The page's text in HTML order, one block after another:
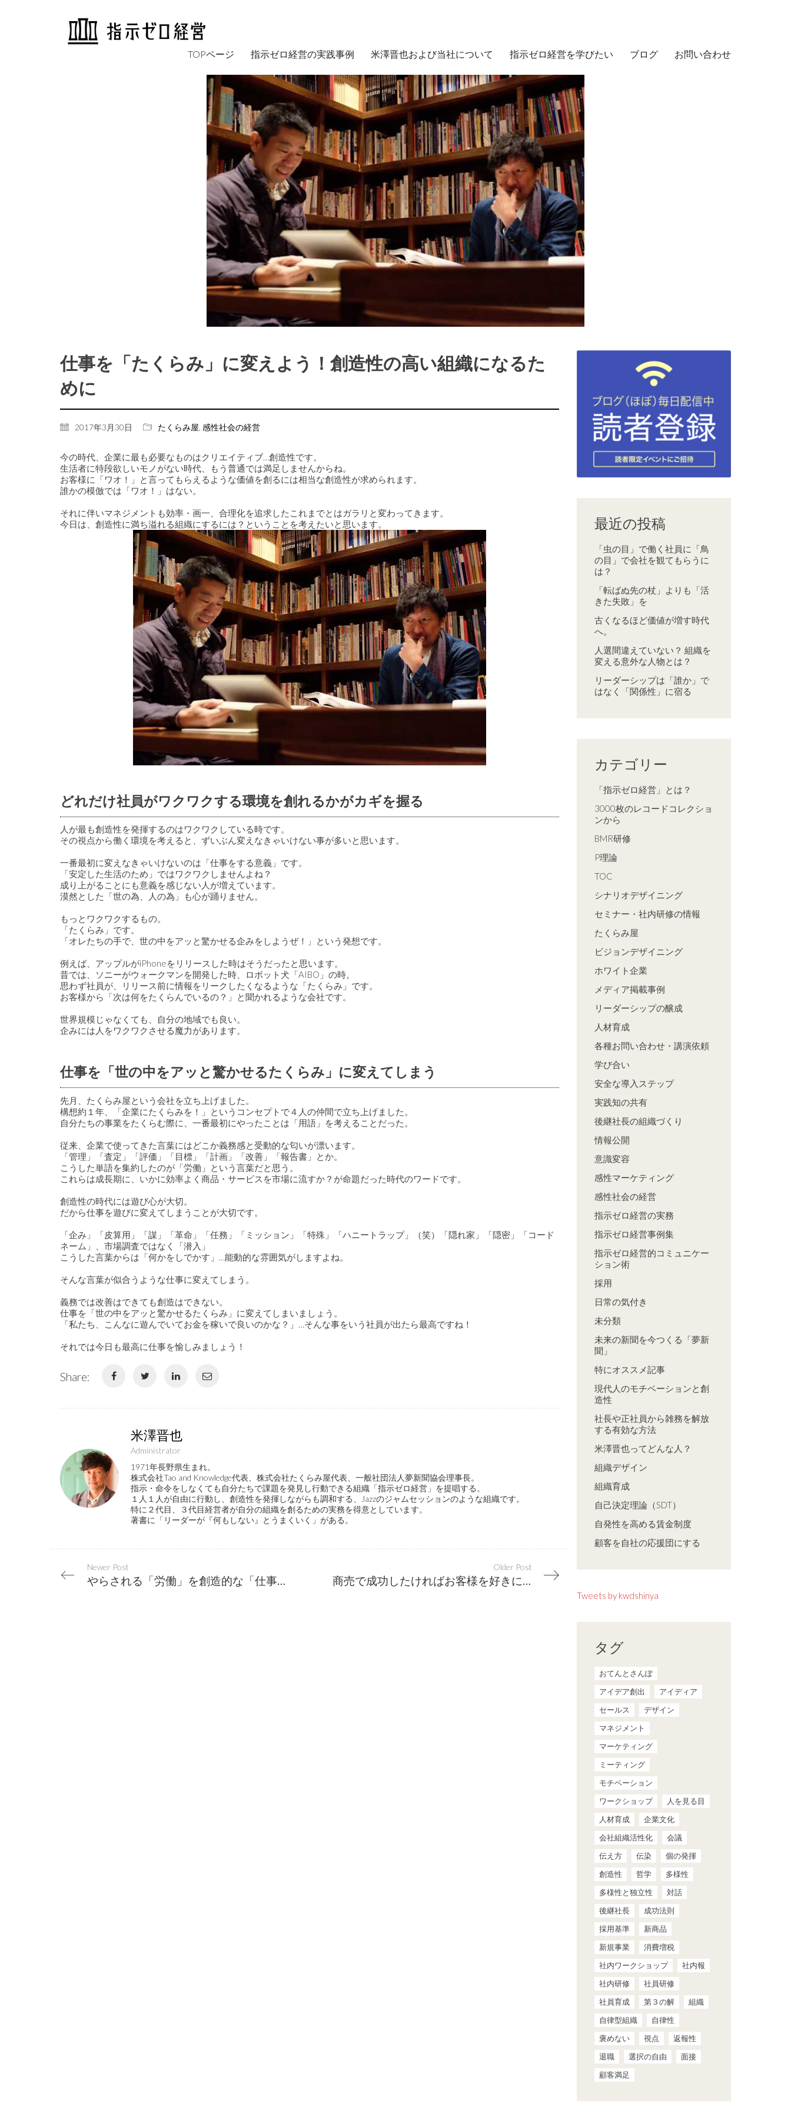
TOPページ 指示ゼロ経営の実践事例 米澤晋也および当社について 指示ゼロ経営を学びたい ブログ お問い合わせ
仕事を「たくらみ」に変えよう！創造性の高い組織になるた
めに
2017年3月30日 たくらみ屋 感性社会の経営
今の時代、企業に最も必要なものはクリエイティブ…創造性です。
生活者に特段欲しいモノがない時代、もう普通では満足しませんからね。
お客様に「ワオ！」と言ってもらえるような価値を創るには相当な創造性が求められます。
誰かの模倣では「ワオ！」はない。
それに伴いマネジメントも効率・画一、合理化を追求したこれまでとはガラリと変わってきます。
今日は、創造性に満ち溢れる組織にするには？ということを考えたいと思います。
どれだけ社員がワクワクする環境を創れるかがカギを握る
人が最も創造性を発揮するのはワクワクしている時です。
その視点から働く環境を考えると、ずいぶん変えなきゃいけない事が多いと思います。
一番最初に変えなきゃいけないのは「仕事をする意義」です。
「安定した生活のため」ではワクワクしませんよね？
成り上がることにも意義を感じない人が増えています。
漠然とした「世の為、人の為」も心が踊りません。
もっとワクワクするもの。
「たくらみ」です。
「オレたちの手で、世の中をアッと驚かせる企みをしようぜ！」という発想です。
例えば、アップルがiPhoneをリリースした時はそうだったと思います。
昔では、ソニーがウォークマンを開発した時、ロボット犬「AIBO」の時。
思わず社員が、リリース前に情報をリークしたくなるような「たくらみ」です。
お客様から「次は何をたくらんでいるの？」と聞かれるような会社です。
世界規模じゃなくても、自分の地域でも良い。
企みには人をワクワクさせる魔力があります。
仕事を「世の中をアッと驚かせるたくらみ」に変えてしまう
先月、たくらみ屋という会社を立ち上げました。
構想約１年、「企業にたくらみを！」というコンセプトで４人の仲間で立ち上げました。
自分たちの事業をたくらむ際に、一番最初にやったことは「用語」を考えることだった。
従来、企業で使ってきた言葉にはどこか義務感と受動的な匂いが漂います。
「管理」「査定」「評価」「目標」「計画」「改善」「報告書」とか。
こうした単語を集約したのが「労働」という言葉だと思う。
これらは成長期に、いかに効率よく商品・サービスを市場に流すか？が命題だった時代のワードです。
創造性の時代には遊び心が大切。
だから仕事を遊びに変えてしまうことが大切です。
「企み」「皮算用」「謀」「革命」「任務」「ミッション」「特殊」「ハニートラップ」（笑）「隠れ家」「隠密」「コード
ネーム」、市場調査ではなく「潜入」
こうした言葉からは「何かをしでかす」…能動的な雰囲気がしますよね。
そんな言葉が似合うような仕事に変えてしまう。
義務では改善はできても創造はできない。
仕事を「世の中をアッと驚かせるたくらみ」に変えてしまいましょう。
「私たち、こんなに遊んでいてお金を稼いで良いのかな？」…そんな事をいう社員が出たら最高ですね！
それでは今日も最高に仕事を愉しみましょう！
Share:
米澤晋也
Administrator
1971年長野県生まれ。
株式会社Tao and Knowledge代表、株式会社たくらみ屋代表、一般社団法人夢新聞協会理事長。
指示・命令をしなくても自分たちで課題を発見し行動できる組織「指示ゼロ経営」を提唱する。
１人１人が自由に行動し、創造性を発揮しながらも調和する、Jazzのジャムセッションのような組織です。
特に２代目、３代目経営者が自分の組織を創るための実務を得意としています。
著書に「リーダーが『何もしない』とうまくいく」がある。
Newer Post
やらされる「労働」を創造的な「仕事」に変えてしまおう
Older Post
商売で成功したければお客様を好きになろう
最近の投稿
「虫の目」で働く社員に「鳥
の目」で会社を観てもらうに
は？
「転ばぬ先の杖」よりも「活
きた失敗」を
古くなるほど価値が増す時代
へ。
人選間違えていない？ 組織を
変える意外な人物とは？
リーダーシップは「誰か」で
はなく「関係性」に宿る
カテゴリー
「指示ゼロ経営」とは？
3000枚のレコードコレクショ
ンから
BMR研修
P理論
TOC
シナリオデザイニング
セミナー・社内研修の情報
たくらみ屋
ビジョンデザイニング
ホワイト企業
メディア掲載事例
リーダーシップの醸成
人材育成
各種お問い合わせ・講演依頼
学び合い
安全な導入ステップ
実践知の共有
後継社長の組織づくり
情報公開
意識変容
感性マーケティング
感性社会の経営
指示ゼロ経営の実務
指示ゼロ経営事例集
指示ゼロ経営的コミュニケー
ション術
採用
日常の気付き
未分類
未来の新聞を今つくる「夢新
聞」
特にオススメ記事
現代人のモチベーションと創
造性
社長や正社員から雑務を解放
する有効な方法
米澤晋也ってどんな人？
組織デザイン
組織育成
自己決定理論（SDT）
自発性を高める賃金制度
顧客を自社の応援団にする
Tweets by kwdshinya
タグ
おてんとさんぽ
アイデア創出
アイディア
セールス
デザイン
マネジメント
マーケティング
ミーティング
モチベーション
ワークショップ
人を見る目
人材育成
企業文化
会社組織活性化
会議
伝え方
伝染
個の発揮
創造性
哲学
多様性
多様性と独立性
対話
後継社長
成功法則
採用基準
新商品
新規事業
消費増税
社内ワークショップ
社内報
社内研修
社員研修
社員育成
第３の解
組織
自律型組織
自律性
褒めない
視点
返報性
退職
選択の自由
面接
顧客満足